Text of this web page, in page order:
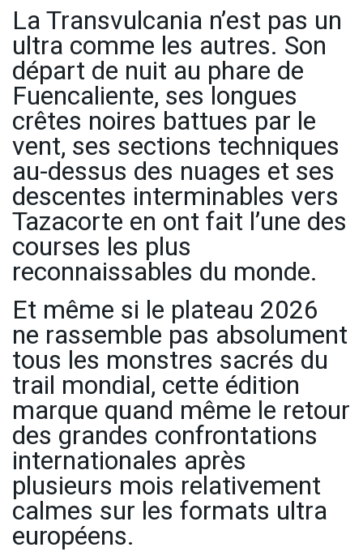
La Transvulcania n’est pas un
ultra comme les autres. Son
départ de nuit au phare de
Fuencaliente, ses longues
crêtes noires battues par le
vent, ses sections techniques
au-dessus des nuages et ses
descentes interminables vers
Tazacorte en ont fait l’une des
courses les plus
reconnaissables du monde.
Et même si le plateau 2026
ne rassemble pas absolument
tous les monstres sacrés du
trail mondial, cette édition
marque quand même le retour
des grandes confrontations
internationales après
plusieurs mois relativement
calmes sur les formats ultra
européens.